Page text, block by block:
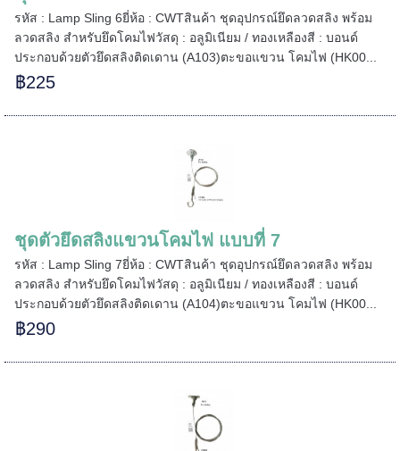
รหัส : Lamp Sling 6ยี่ห้อ : CWTสินค้า ชุดอุปกรณ์ยึดลวดสลิง พร้อม
ลวดสลิง สำหรับยึดโคมไฟวัสดุ : อลูมิเนียม / ทองเหลืองสี : บอนด์
ประกอบด้วยตัวยึดสลิงติดเดาน (A103)ตะขอแขวน โคมไฟ (HK00...
฿225
ชุดตัวยึดสลิงแขวนโคมไฟ แบบที่ 7
รหัส : Lamp Sling 7ยี่ห้อ : CWTสินค้า ชุดอุปกรณ์ยึดลวดสลิง พร้อม
ลวดสลิง สำหรับยึดโคมไฟวัสดุ : อลูมิเนียม / ทองเหลืองสี : บอนด์
ประกอบด้วยตัวยึดสลิงติดเดาน (A104)ตะขอแขวน โคมไฟ (HK00...
฿290